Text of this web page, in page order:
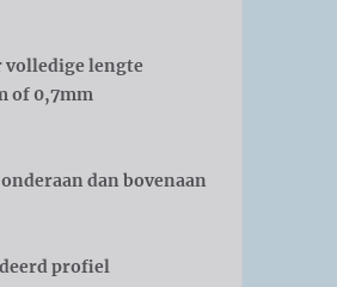
volledige lengte
of 0,7mm
dan bovenaan
profiel